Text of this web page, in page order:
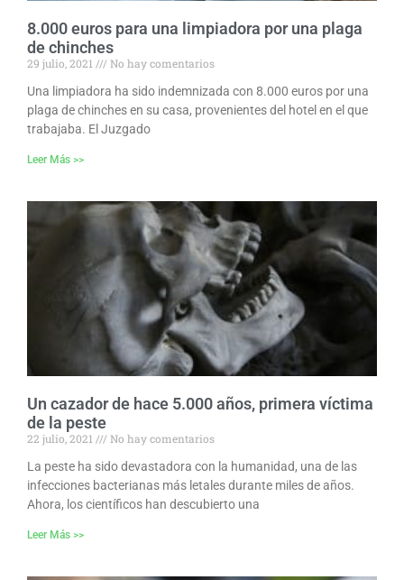
8.000 euros para una limpiadora por una plaga
de chinches
29 julio, 2021
No hay comentarios
Una limpiadora ha sido indemnizada con 8.000 euros por una
plaga de chinches en su casa, provenientes del hotel en el que
trabajaba. El Juzgado
Leer Más >>
Un cazador de hace 5.000 años, primera víctima
de la peste
22 julio, 2021
No hay comentarios
La peste ha sido devastadora con la humanidad, una de las
infecciones bacterianas más letales durante miles de años.
Ahora, los científicos han descubierto una
Leer Más >>